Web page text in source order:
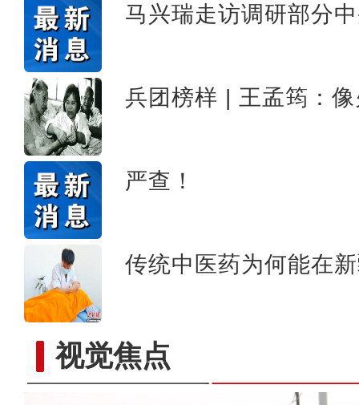
马兴瑞走访调研部分
兵团榜样 | 王孟筠：
严查！
传统中医药为何能在
视觉焦点全力开展公正检验 助力